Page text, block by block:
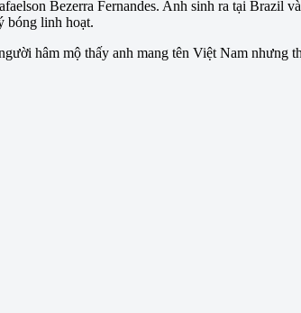
Bezerra Fernandes. Anh sinh ra tại Brazil
bóng linh hoạt.
hâm mộ thấy anh mang tên Việt Nam nhưng